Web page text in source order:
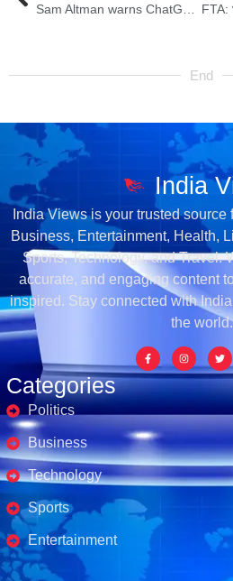
End
Categories
Politics
Business
Technology
Sports
Entertainment
Business's
India
India Views is your trusted
Business, Entertainment, Health,
Sports, Technology, and Travel.
accurate, and engaging content
inspired. Stay connected with
the world.